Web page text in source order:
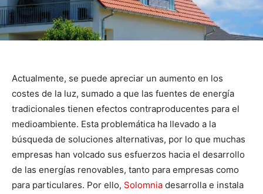
Actualmente, se puede apreciar un aumento en los
costes de la luz, sumado a que las fuentes de energía
tradicionales tienen efectos contraproducentes para el
medioambiente. Esta problemática ha llevado a la
búsqueda de soluciones alternativas, por lo que muchas
empresas han volcado sus esfuerzos hacia el desarrollo
de las energías renovables, tanto para empresas como
para particulares. Por ello, Solomnia desarrolla e instala